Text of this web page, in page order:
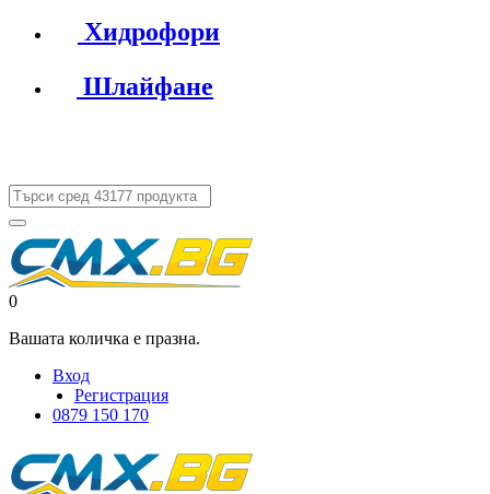
Хидрофори
Шлайфане
0
Вашата количка е празна.
Вход
Регистрация
0879 150 170